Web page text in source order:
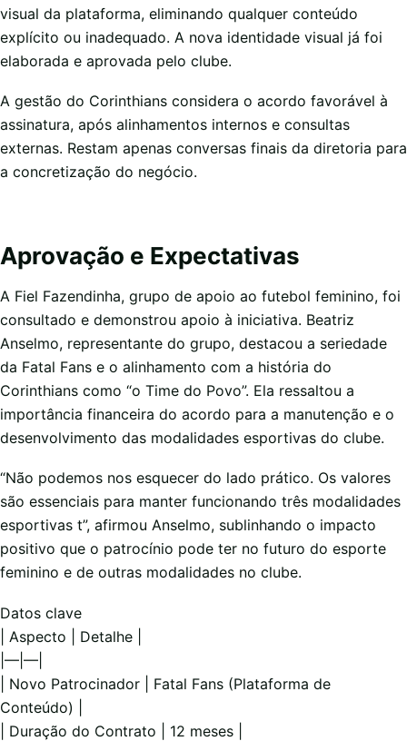
visual da plataforma, eliminando qualquer conteúdo
explícito ou inadequado. A nova identidade visual já foi
elaborada e aprovada pelo clube.
A gestão do Corinthians considera o acordo favorável à
assinatura, após alinhamentos internos e consultas
externas. Restam apenas conversas finais da diretoria para
a concretização do negócio.
Aprovação e Expectativas
A Fiel Fazendinha, grupo de apoio ao futebol feminino, foi
consultado e demonstrou apoio à iniciativa. Beatriz
Anselmo, representante do grupo, destacou a seriedade
da Fatal Fans e o alinhamento com a história do
Corinthians como “o Time do Povo”. Ela ressaltou a
importância financeira do acordo para a manutenção e o
desenvolvimento das modalidades esportivas do clube.
“Não podemos nos esquecer do lado prático. Os valores
são essenciais para manter funcionando três modalidades
esportivas t”, afirmou Anselmo, sublinhando o impacto
positivo que o patrocínio pode ter no futuro do esporte
feminino e de outras modalidades no clube.
Datos clave
| Aspecto | Detalhe |
|—|—|
| Novo Patrocinador | Fatal Fans (Plataforma de
Conteúdo) |
| Duração do Contrato | 12 meses |